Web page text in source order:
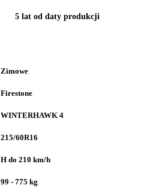
5 lat od daty produkcji
Zimowe
Firestone
WINTERHAWK 4
215/60R16
H do 210 km/h
99 - 775 kg